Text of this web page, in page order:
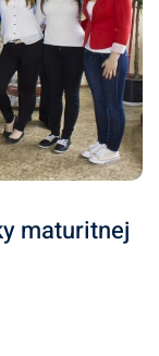
maturitnej